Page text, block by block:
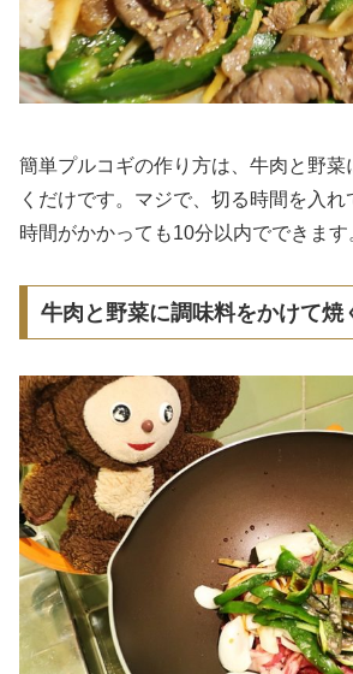
簡単プルコギの作り方は、牛肉と野菜
くだけです。マジで、切る時間を入れ
時間がかかっても10分以内でできます
牛肉と野菜に調味料をかけて焼